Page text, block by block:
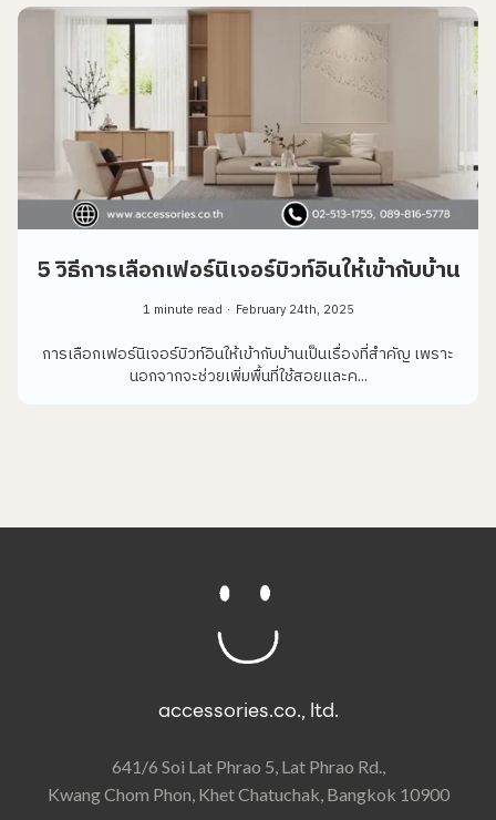
5 วิธีการเลือกเฟอร์นิเจอร์บิวท์อินให้เข้ากับบ้าน
1 minute read February 24th, 2025
การเลือกเฟอร์นิเจอร์บิวท์อินให้เข้ากับบ้านเป็นเรื่องที่สำคัญ เพราะ
นอกจากจะช่วยเพิ่มพื้นที่ใช้สอยและค...
accessories.co., ltd.
641/6 Soi Lat Phrao 5, Lat Phrao Rd.,
Kwang Chom Phon, Khet Chatuchak, Bangkok 10900​